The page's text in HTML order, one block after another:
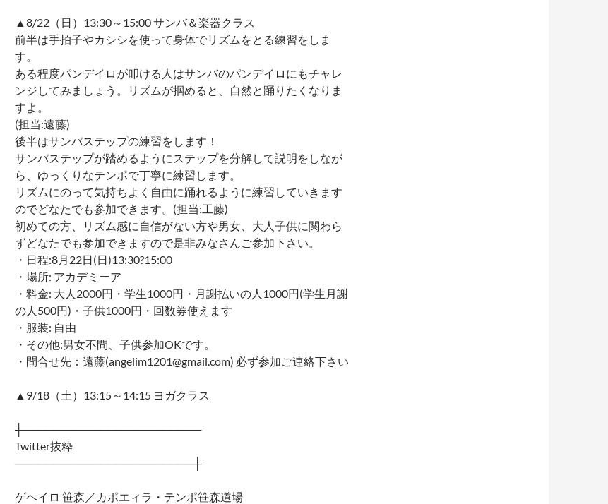
▲8/22（日）13:30～15:00 サンバ＆楽器クラス
前半は手拍子やカシシを使って身体でリズムをとる練習をしま
す。
ある程度パンデイロが叩ける人はサンバのパンデイロにもチャレ
ンジしてみましょう。リズムが掴めると、自然と踊りたくなりま
すよ。
(担当:遠藤)
後半はサンバステップの練習をします！
サンバステップが踏めるようにステップを分解して説明をしなが
ら、ゆっくりなテンポで丁寧に練習します。
リズムにのって気持ちよく自由に踊れるように練習していきます
のでどなたでも参加できます。(担当:工藤)
初めての方、リズム感に自信がない方や男女、大人子供に関わら
ずどなたでも参加できますので是非みなさんご参加下さい。
・日程:8月22日(日)13:30?15:00
・場所: アカデミーア
・料金: 大人2000円・学生1000円・月謝払いの人1000円(学生月謝
の人500円)・子供1000円・回数券使えます
・服装: 自由
・その他:男女不問、子供参加OKです。
・問合せ先：遠藤(angelim1201@gmail.com) 必ず参加ご連絡下さい
▲9/18（土）13:15～14:15 ヨガクラス
┼───────────────────────
Twitter抜粋
───────────────────────┼
ゲヘイロ 笹森／カポエィラ・テンポ笹森道場